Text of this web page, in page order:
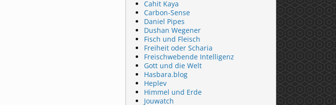
Cahit Kaya
Carbon-Sense
Daniel Pipes
Dushan Wegener
Fisch und Fleisch
Freiheit oder Scharia
Freischwebende Intelligenz
Gott und die Welt
Hasbara.blog
Heplev
Himmel und Erde
Jouwatch